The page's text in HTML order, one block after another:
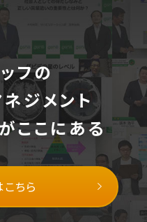
フの
ネジメント
ここにある
ちら